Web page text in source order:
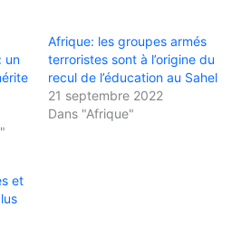
un
Afrique: les groupes armés
terroristes sont à l’origine du
recul de l’éducation au Sahel
21 septembre 2022
Dans "Afrique"
et